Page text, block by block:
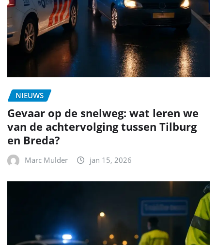
NIEUWS
Gevaar op de snelweg: wat leren we
van de achtervolging tussen Tilburg
en Breda?
Marc Mulder jan 15, 2026